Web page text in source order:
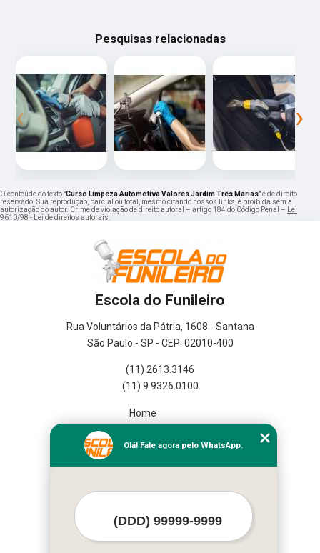
Pesquisas relacionadas
‹ ›
O conteúdo do texto "Curso Limpeza Automotiva Valores Jardim Três Marias" é de direito
reservado. Sua reprodução, parcial ou total, mesmo citando nossos links, é proibida sem a
autorização do autor. Crime de violação de direito autoral – artigo 184 do Código Penal – Lei
9610/98 - Lei de direitos autorais.
Escola do Funileiro
Rua Voluntários da Pátria, 1608 - Santana
São Paulo - SP - CEP: 02010-400
(11) 2613.3146
(11) 9 9326.0100
Home
Missão
Mapa do site
Olá! Fale agora pelo WhatsApp.